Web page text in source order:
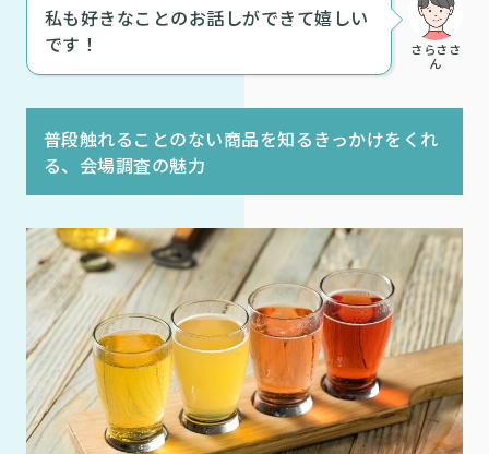
さらささ
ん
私も好きなことのお話しができて嬉しい
です！
普段触れることのない商品を知るきっかけをくれ
る、会場調査の魅力